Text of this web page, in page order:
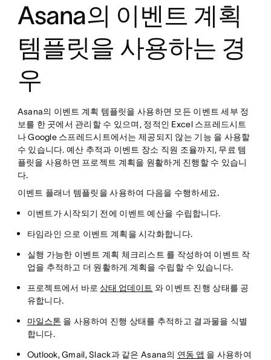
Asana의 이벤트 계획
템플릿을 사용하는 경
우
Asana의 이벤트 계획 템플릿을 사용하면 모든 이벤트 세부 정
보를 한 곳에서 관리할 수 있으며, 정적인 Excel 스프레드시트
나 Google 스프레드시트에서는 제공되지 않는 기능 을 사용할
수 있습니다. 예산 추적과 이벤트 장소 직원 조율까지, 무료 템
플릿을 사용하면 프로젝트 계획을 원활하게 진행할 수 있습니
다.
이벤트 플래너 템플릿을 사용하여 다음을 수행하세요.
이벤트가 시작되기 전에 이벤트 예산을 수립합니다.
타임라인 으로 이벤트 계획을 시각화합니다.
실행 가능한 이벤트 계획 체크리스트 를 작성하여 이벤트 작
업을 추적하고 더 원활하게 계획을 수립할 수 있습니다.
프로젝트에서 바로상태 업데이트 와 이벤트 진행 상태를 공
유합니다.
마일스톤 을 사용하여 진행 상태를 추적하고 결과물을 식별
합니다.
Outlook, Gmail, Slack과 같은 Asana의 연동 앱 을 사용하여